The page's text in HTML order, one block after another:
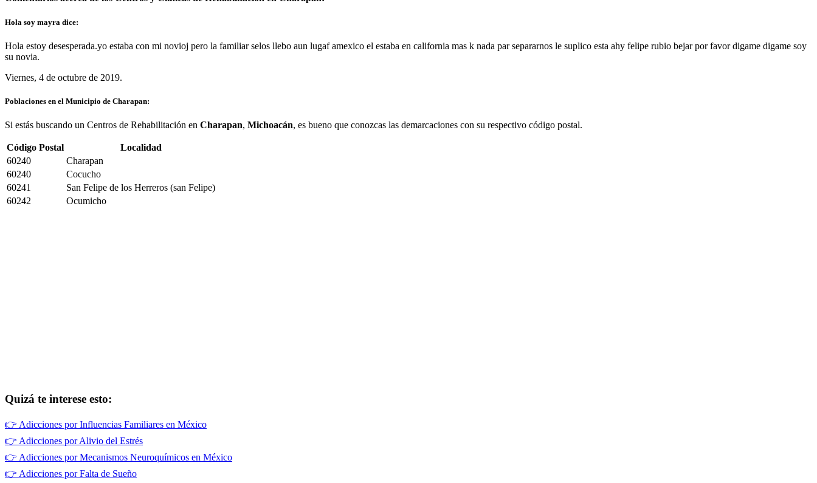
Hola soy mayra dice:
Hola estoy desesperada.yo estaba con mi novioj pero la familiar selos llebo aun lugaf amexico el estaba en california mas k nada par separarnos le suplico esta ahy felipe rubio bejar por favor digame digame soy
su novia.
Viernes, 4 de octubre de 2019.
Poblaciones en el Municipio de Charapan:
Si estás buscando un Centros de Rehabilitación en Charapan, Michoacán, es bueno que conozcas las demarcaciones con su respectivo código postal.
Código Postal
Localidad
60240
Charapan
60240
Cocucho
60241
San Felipe de los Herreros (san Felipe)
60242
Ocumicho
Quizá te interese esto:
👉 Adicciones por Influencias Familiares en México
👉 Adicciones por Alivio del Estrés
👉 Adicciones por Mecanismos Neuroquímicos en México
👉 Adicciones por Falta de Sueño